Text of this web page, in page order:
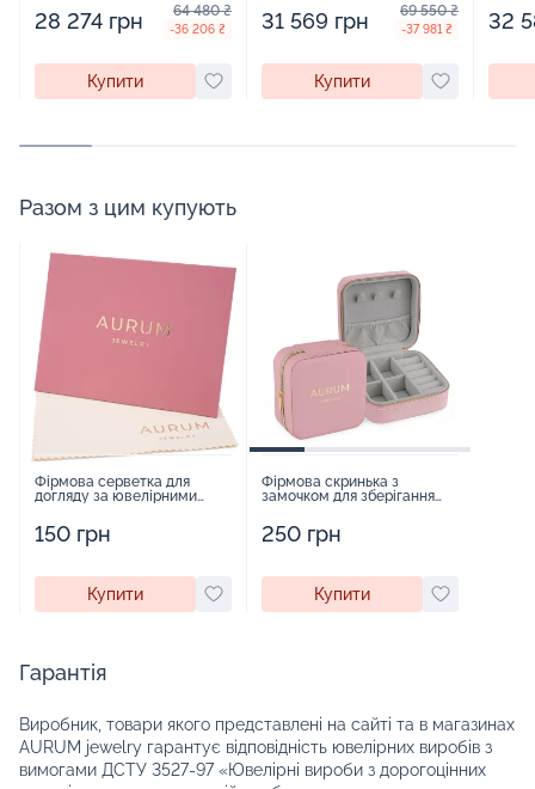
28 274 грн 64 480 ₴
-36 206 ₴
Купити
31 569 грн 69 550 ₴
-37 981 ₴
Купити
32
Разом з цим купують
Фірмова серветка для
догляду за ювелірними
150 грн
Купити
Фірмова скринька з
замочком для зберігання
250 грн
Купити
Гарантія
Виробник, товари якого представлені на сайті та в магазинах
AURUM jewelry гарантує відповідність ювелірних виробів з
вимогами ДСТУ 3527-97 «Ювелірні вироби з дорогоцінних